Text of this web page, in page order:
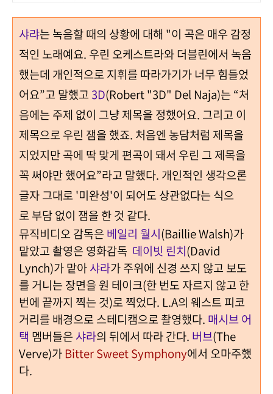
샤랴는 녹음할 때의 상황에 대해 "이 곡은 매우 감정
적인 노래예요. 우린 오케스트라와 더블린에서 녹음
했는데 개인적으로 지휘를 따라가기가 너무 힘들었
어요”고 말했고3D(Robert "3D" Del Naja)는 “처
음에는 주제 없이 그냥 제목을 정했어요. 그리고 이
제목으로 우린 잼을 했죠. 처음엔 농담처럼 제목을
지었지만 곡에 딱 맞게 편곡이 돼서 우린 그 제목을
꼭 써야만 했어요”라고 말했다. 개인적인 생각으론
글자 그대로 '미완성'이 되어도 상관없다는 식으
로 부담 없이 잼을 한 것 같다.
뮤직비디오 감독은 베일리 월시(Baillie Walsh)가
맡았고 촬영은 영화감독 데이빗 린치(David
Lynch)가 맡아샤라가 주위에 신경 쓰지 않고 보도
를 거니는 장면을 원 테이크(한 번도 자르지 않고 한
번에 끝까지 찍는 것)로 찍었다. L.A의 웨스트 피코
거리를 배경으로스테디캠으로 촬영했다. 매시브 어
택 멤버들은 샤라의 뒤에서 따라 간다. 버브(The
Verve)가Bitter Sweet Symphony에서 오마주했
다.